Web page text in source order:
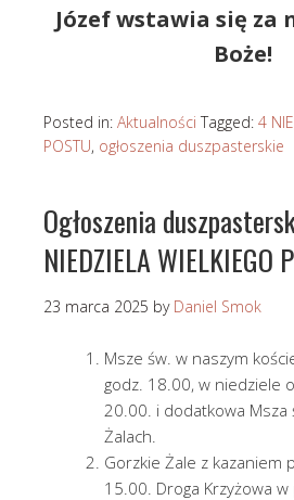
Józef wstawia się za
Boże!
Posted in: Aktualności Tagged: 4
POSTU, ogłoszenia duszpasterskie
Ogłoszenia
NIEDZIELA WIELKIEGO
23 marca 2025 by Daniel Smok
Msze św. w naszym
godz. 18.00, w niedziele
20.00. i dodatkowa Msza
Żalach.
Gorzkie Żale z kazaniem
15.00. Droga Krzyżowa